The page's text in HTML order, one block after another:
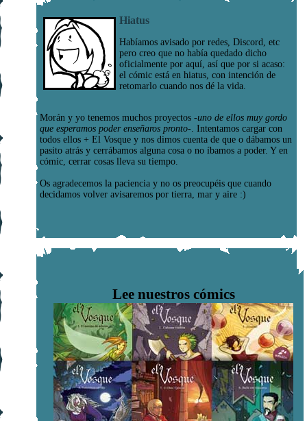
Hiatus
Habíamos avisado por redes, Discord, etc
pero creo que no había quedado dicho
oficialmente por aquí, así que por si acaso:
el cómic está en hiatus, con intención de
retomarlo cuando nos dé la vida.
Morán y yo tenemos muchos proyectos -uno de ellos muy gordo
que esperamos poder enseñaros pronto- . Intentamos cargar con
todos ellos + El Vosque y nos dimos cuenta de que o dábamos un
pasito atrás y cerrábamos alguna cosa o no íbamos a poder. Y en
cómic, cerrar cosas lleva su tiempo.
Os agradecemos la paciencia y no os preocupéis que cuando
decidamos volver avisaremos por tierra, mar y aire :)
Lee nuestros cómics